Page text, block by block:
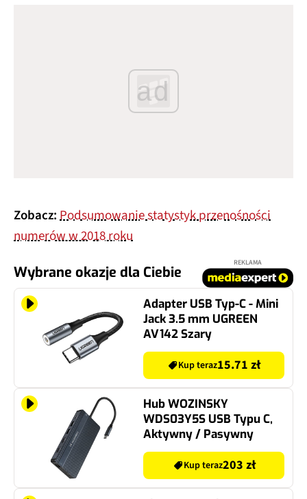
ad
Zobacz:Podsumowanie statystyk przenośności
numerów w 2018 roku
Wybrane okazje dla Ciebie
REKLAMA
Adapter USB Typ-C - Mini
Jack 3.5 mm UGREEN
AV142 Szary
Kup teraz15.71 zł
Hub WOZINSKY
WDS03Y5S USB Typu C,
Aktywny / Pasywny
Kup teraz203 zł